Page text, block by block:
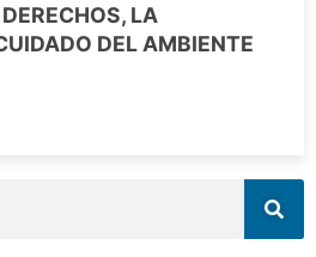
LA
DEL AMBIENTE